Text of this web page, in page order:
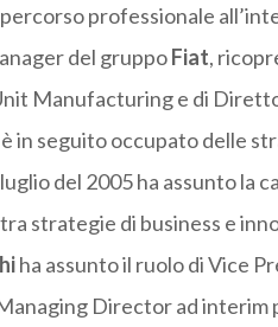
professionale
del gruppoFiat,
Manufacturing e di
in seguito occupato delle
del 2005 ha assunto la
tra strategie di business e
ha assunto il ruolo di Vice
Director ad interim